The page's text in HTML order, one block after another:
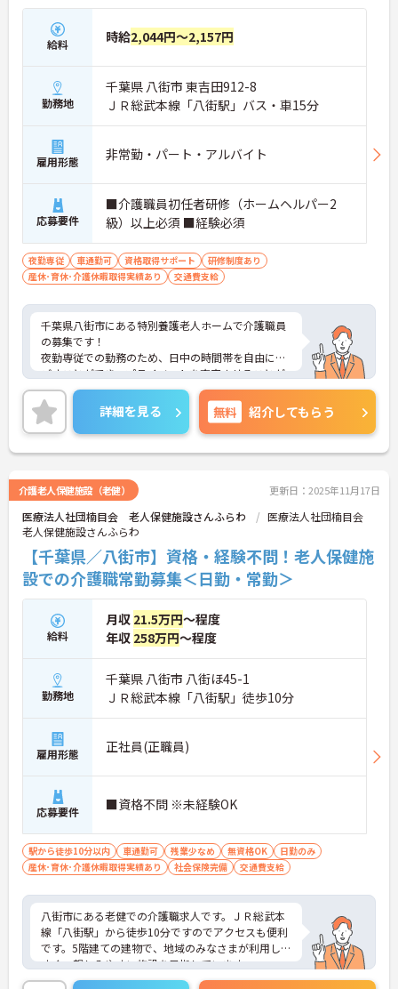
給料 時給2,044円～2,157円
勤務地
千葉県 八街市 東吉田912-8
ＪＲ総武本線「八街駅」バス・車15分
雇用形態 非常勤・パート・アルバイト
応募要件
■介護職員初任者研修（ホームヘルパー2
級）以上必須 ■経験必須
夜勤専従 車通勤可 資格取得サポート
研修制度あり
産休･育休･介護休暇取得実績あり
交通費支給
千葉県八街市にある特別養護老人ホームで介護職員
の募集です！
夜勤専従での勤務のため、日中の時間帯を自由に過
ごすことができ、プライベートを充実させることが
できます♪
また、週1日～勤務OKなので、家庭やプライベート
などライフスタイルに合わせた働き方が可能です◎
ご興味ある方は面接ポイントをお伝えしますので、
お気軽にご連絡ください。
詳細を見る 無料 紹介してもらう
介護老人保健施設（老健） 更新日：2025年11月17日
医療法人社団楠目会 老人保健施設さんふらわ
医療法人社団楠目会
老人保健施設さんふらわ
【千葉県／八街市】資格・経験不問！老人保健施
設での介護職常勤募集＜日勤・常勤＞
給料
月収 21.5万円～程度
年収 258万円～程度
勤務地
千葉県 八街市 八街ほ45-1
ＪＲ総武本線「八街駅」徒歩10分
雇用形態 正社員(正職員)
応募要件 ■資格不問 ※未経験OK
駅から徒歩10分以内 車通勤可 残業少なめ 無資格OK
日勤のみ
産休･育休･介護休暇取得実績あり
社会保険完備 交通費支給
八街市にある老健での介護職求人です。ＪＲ総武本
線「八街駅」から徒歩10分ですのでアクセスも便利
です。5階建ての建物で、地域のみなさまが利用しや
すく、親しみやすい施設を目指しています。
日勤帯のみの勤務ですので、プライベートとの両立